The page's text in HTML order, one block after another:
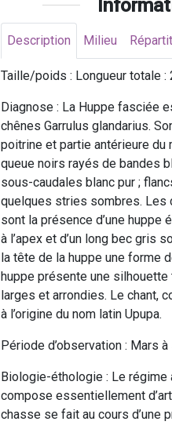
Description Milieu
Taille/poids : Longueur totale :
Diagnose : La Huppe fasciée
chênes Garrulus glandarius.
poitrine et partie antérieure du
queue noirs rayés de bandes
sous-caudales blanc pur ;
quelques stries sombres. Les
sont la présence d’une huppe
à l’apex et d’un long bec gris
la tête de la huppe une forme
huppe présente une
larges et arrondies. Le chant,
à l’origine du nom latin Upupa.
Période d’observation : Mars
Biologie-éthologie : Le
compose essentiellement
chasse se fait au cours d’une